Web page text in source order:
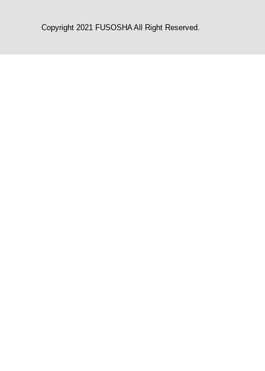
Copyright 2021 FUSOSHA All Right Reserved.